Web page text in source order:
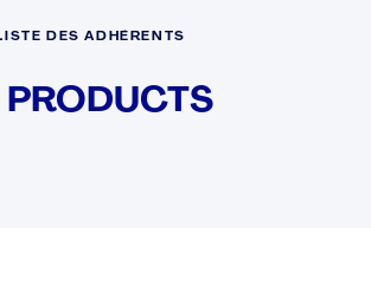
DES ADHÉRENTS
PRODUCTS